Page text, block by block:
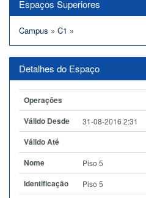
Espaços Superiores
Campus » C1 »
Detalhes do Espaço
Operações
Válido Desde
31-08-2016 2:31
Válido Até
Nome
Piso 5
Identificação Piso 5